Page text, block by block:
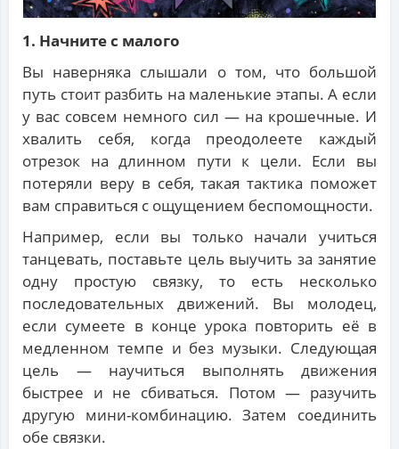
1. Начните с малого
Вы наверняка слышали о том, что большой
путь стоит разбить на маленькие этапы. А если
у вас совсем немного сил — на крошечные. И
хвалить себя, когда преодолеете каждый
отрезок на длинном пути к цели. Если вы
потеряли веру в себя, такая тактика поможет
вам справиться с ощущением беспомощности.
Например, если вы только начали учиться
танцевать, поставьте цель выучить за занятие
одну простую связку, то есть несколько
последовательных движений. Вы молодец,
если сумеете в конце урока повторить её в
медленном темпе и без музыки. Следующая
цель — научиться выполнять движения
быстрее и не сбиваться. Потом — разучить
другую мини-комбинацию. Затем соединить
обе связки.